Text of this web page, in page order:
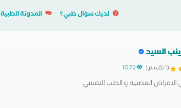
لديك سؤال طبي؟ المدونة الطبية
السيد
(1 تقييم) 1072
الامراض العصبيه و الطب النفسي